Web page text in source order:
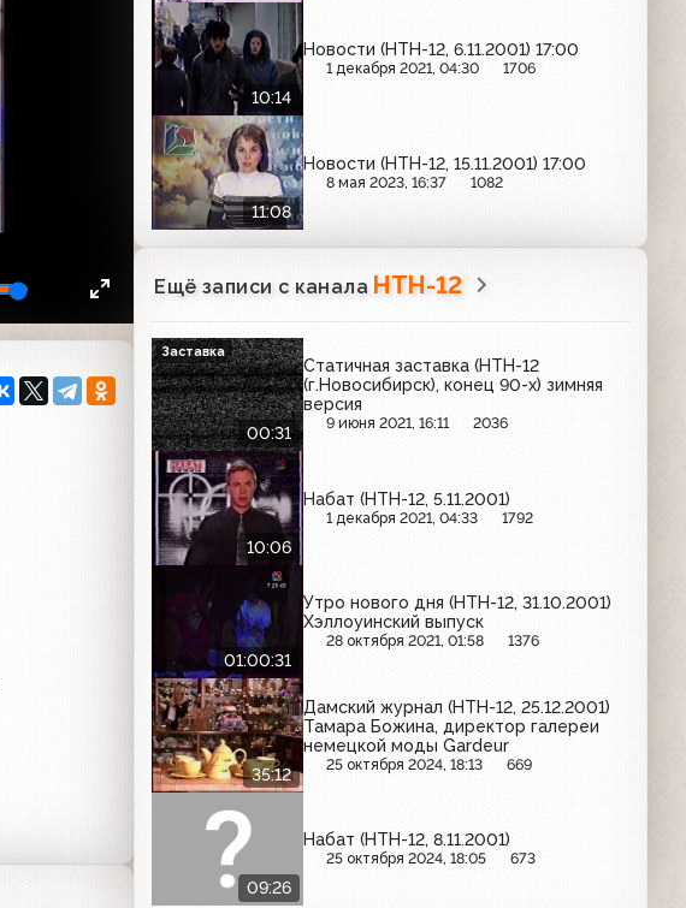
10:14
Новости (НТН-12, 6.11.2001) 17:00
1 декабря 2021, 04:30 1706
11:08
Новости (НТН-12, 15.11.2001) 17:00
8 мая 2023, 16:37 1082
Ещё записи с канала НТН-12
00:31
Статичная заставка (НТН-12
(г.Новосибирск), конец 90-х) зимняя
версия
9 июня 2021, 16:11 2036
Заставка
10:06
Набат (НТН-12, 5.11.2001)
1 декабря 2021, 04:33 1792
01:00:31
Утро нового дня (НТН-12, 31.10.2001)
Хэллоуинский выпуск
28 октября 2021, 01:58 1376
35:12
Дамский журнал (НТН-12, 25.12.2001)
Тамара Божина, директор галереи
немецкой моды Gardeur
25 октября 2024, 18:13 669
09:26
Набат (НТН-12, 8.11.2001)
25 октября 2024, 18:05 673